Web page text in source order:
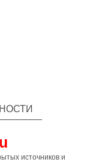
источников и